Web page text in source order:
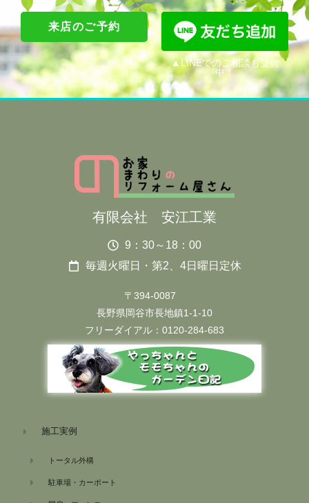
来店のご予約
▲LINEでのご相談も受付
中！
有限会社 安江工業
9：30～18：00
毎週火曜日・第2、4日曜日定休
〒394-0087
長野県岡谷市長地鎮1-1-10
フリーダイアル：0120-284-683
施工実例
トータル外構
駐車場・カーポート